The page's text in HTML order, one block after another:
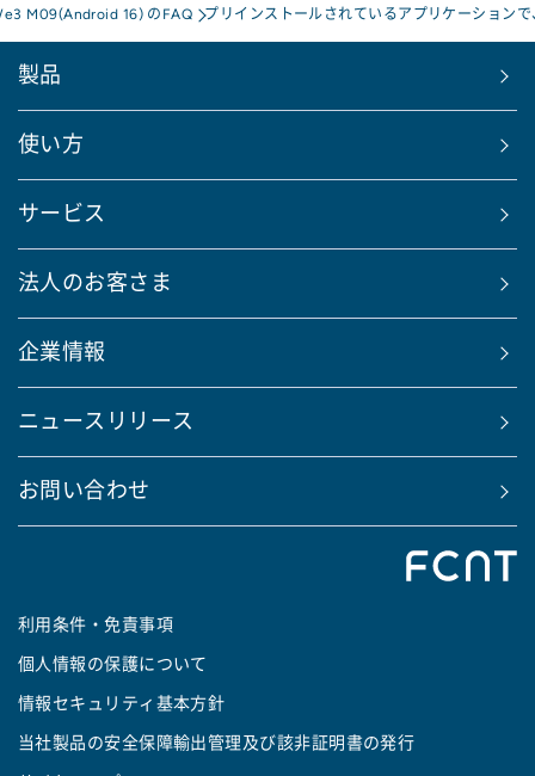
M09(Android 16) のFAQ プリインストールされているアプリケーション
製品
使い方
サービス
法人のお客さま
企業情報
ニュースリリース
お問い合わせ
利用条件・免責事項
個人情報の保護について
情報セキュリティ基本方針
当社製品の安全保障輸出管理及び該非証明書の発行